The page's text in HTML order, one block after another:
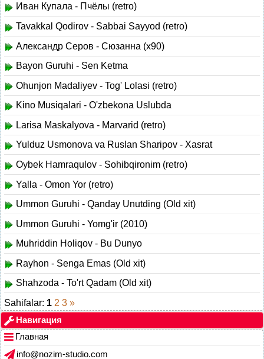
Иван Купала - Пчёлы (retro)
Tavakkal Qodirov - Sabbai Sayyod (retro)
Александр Серов - Сюзанна (x90)
Bayon Guruhi - Sen Ketma
Ohunjon Madaliyev - Tog' Lolasi (retro)
Kino Musiqalari - O'zbekona Uslubda
Larisa Maskalyova - Marvarid (retro)
Yulduz Usmonova va Ruslan Sharipov - Xasrat
Oybek Hamraqulov - Sohibqironim (retro)
Yalla - Omon Yor (retro)
Ummon Guruhi - Qanday Unutding (Old xit)
Ummon Guruhi - Yomg'ir (2010)
Muhriddin Holiqov - Bu Dunyo
Rayhon - Senga Emas (Old xit)
Shahzoda - To'rt Qadam (Old xit)
Sahifalar: 1 2 3 »
Навигация
Главная
info@nozim-studio.com